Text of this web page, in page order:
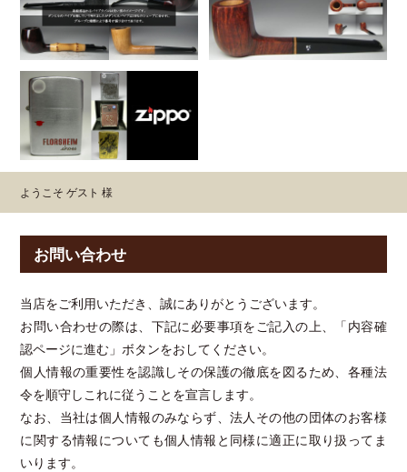
ようこそ ゲスト 様
お問い合わせ
当店をご利用いただき、誠にありがとうございます。
お問い合わせの際は、下記に必要事項をご記入の上、「内容確
認ページに進む」ボタンをおしてください。
個人情報の重要性を認識しその保護の徹底を図るため、各種法
令を順守しこれに従うことを宣言します。
なお、当社は個人情報のみならず、法人その他の団体のお客様
に関する情報についても個人情報と同様に適正に取り扱ってま
いります。